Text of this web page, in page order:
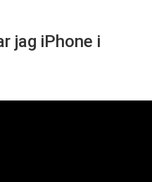
jag iPhone i